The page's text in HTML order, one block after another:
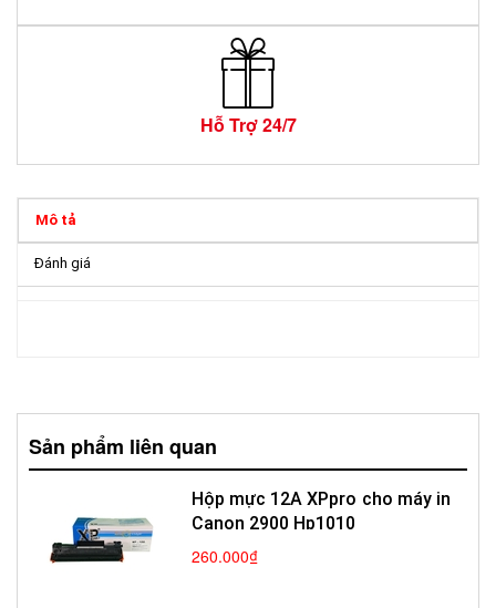
Hỗ Trợ 24/7
Mô tả
Đánh giá
Sản phẩm liên quan
Hộp mực 12A XPpro cho máy in
Canon 2900 Hp1010
260.000₫